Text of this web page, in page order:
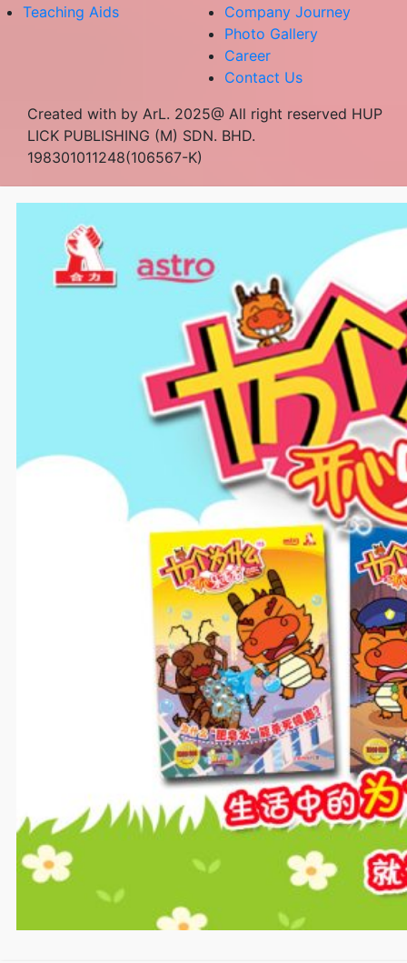
Teaching Aids
Company Journey
Photo Gallery
Career
Contact Us
Created with by ArL. 2025@ All right reserved HUP
LICK PUBLISHING (M) SDN. BHD.
198301011248(106567-K)